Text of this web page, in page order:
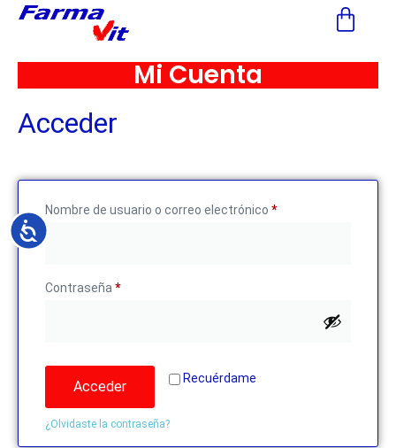
Nota:
sistema
accesibilidad.
Accesibilidad
Mi Cuenta
Acceder
Nombre de usuario o correo electrónico *
Contraseña *
Recuérdame
Acceder
¿Olvidaste la contraseña?